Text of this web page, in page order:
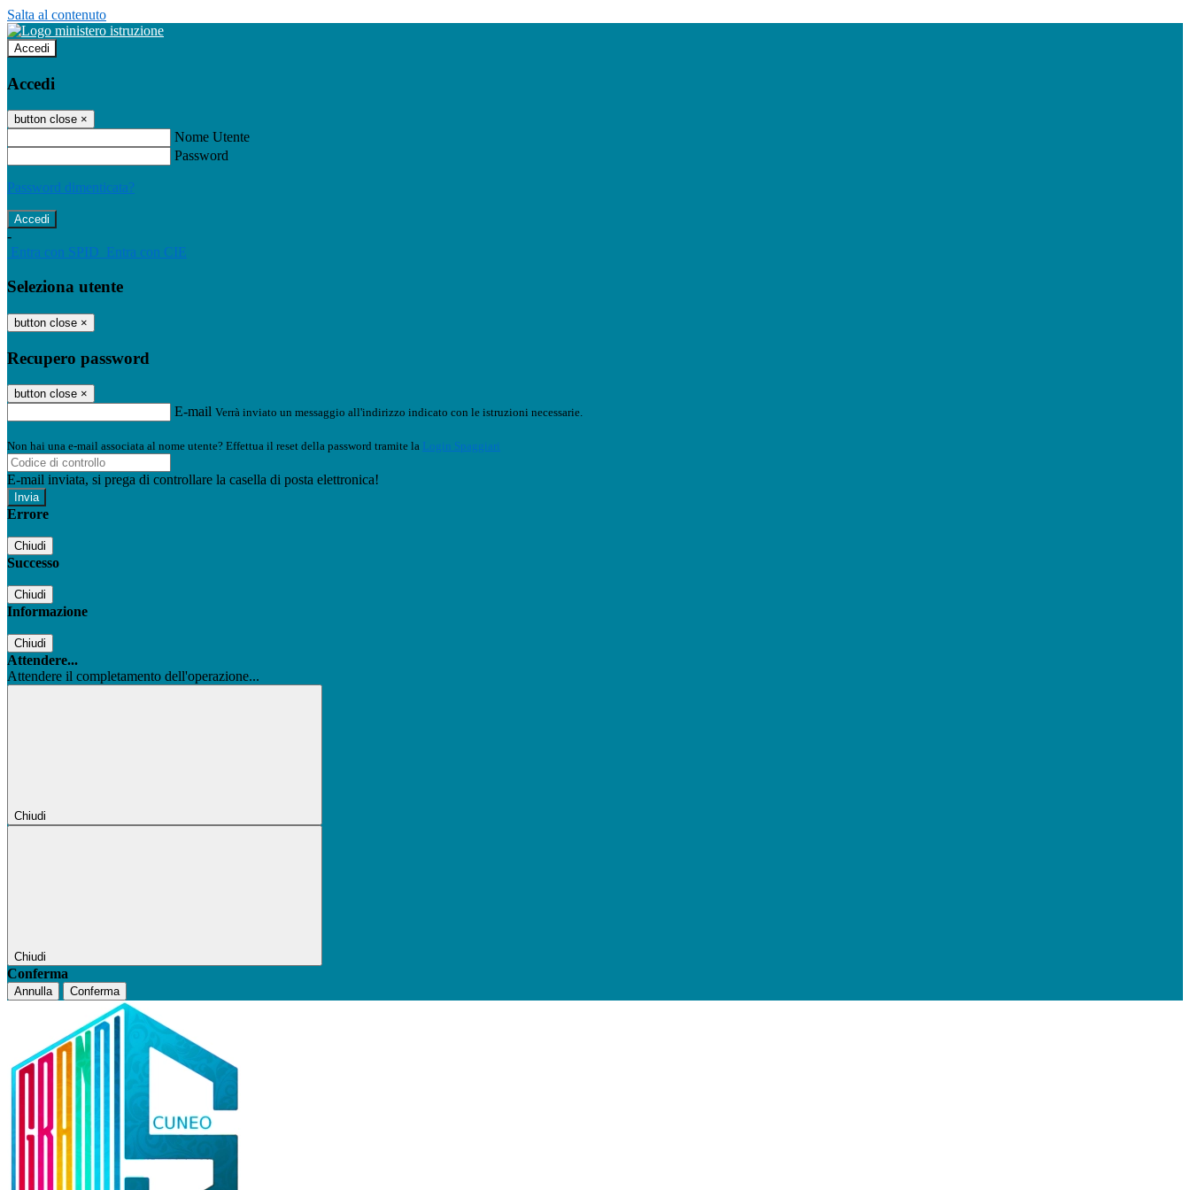
Salta al contenuto
Accedi
Accedi
button close ×
Nome Utente
Password
Password dimenticata?
-
Entra con SPID Entra con CIE
Seleziona utente
button close ×
Recupero password
button close ×
E-mail Verrà inviato un messaggio all'indirizzo indicato con le istruzioni necessarie.
Non hai una e-mail associata al nome utente? Effettua il reset della password tramite la Login Spaggiari
E-mail inviata, si prega di controllare la casella di posta elettronica!
Errore
Chiudi
Successo
Chiudi
Informazione
Chiudi
Attendere...
Attendere il completamento dell'operazione...
Chiudi
Chiudi
Conferma
Annulla Conferma